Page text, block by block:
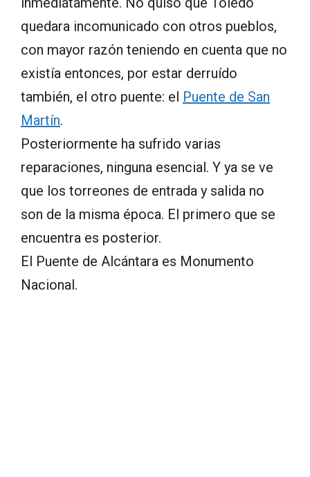
quedara incomunicado con otros pueblos,
con mayor razón teniendo en cuenta que no
existía entonces, por estar derruído
también, el otro puente: el Puente de San
Martín.
Posteriormente ha sufrido varias
reparaciones, ninguna esencial. Y ya se ve
que los torreones de entrada y salida no
son de la misma época. El primero que se
encuentra es posterior.
El Puente de Alcántara es Monumento
Nacional.